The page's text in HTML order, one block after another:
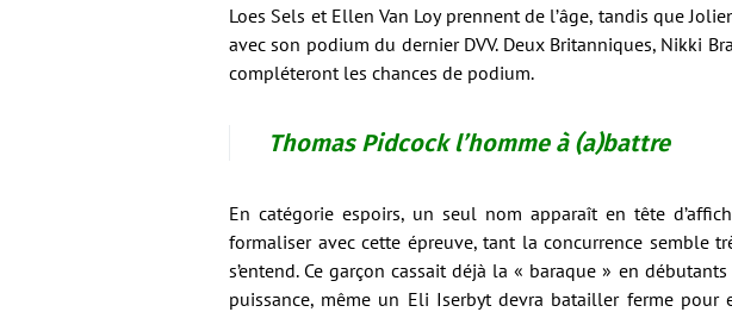
Loes Sels et Ellen Van Loy prennent de l’âge, tandis que
avec son podium du dernier DVV. Deux Britanniques, Nikki
compléteront les chances de podium.
Thomas Pidcock l’homme à (a)battre
En catégorie espoirs, un seul nom apparaît en tête
formaliser avec cette épreuve, tant la concurrence semble
s’entend. Ce garçon cassait déjà la « baraque » en
puissance, même un Eli Iserbyt devra batailler ferme pour